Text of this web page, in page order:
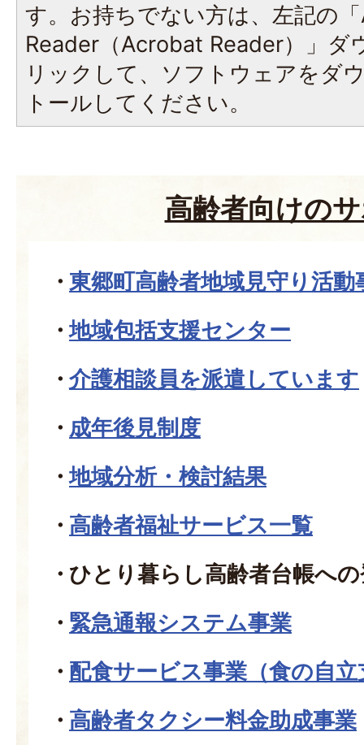
す。お持ちでない方は、左記の
Reader（Acrobat Reader）」ダ
リックして、ソフトウェアをダ
トールしてください。
高齢者向けの
東郷町高齢者地域見守り活動
地域包括支援センター
介護相談員を派遣しています
成年後見制度
地域分析・検討結果
高齢者福祉サービス一覧
ひとり暮らし高齢者台帳へ
緊急通報システム事業
配食サービス事業（食の自
高齢者タクシー料金助成事業